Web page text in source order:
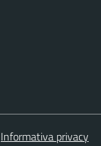
Informativa privacy